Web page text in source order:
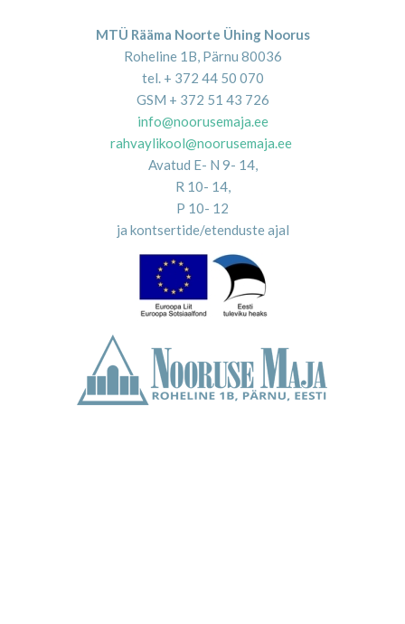
MTÜ Rääma Noorte Ühing Noorus
Roheline 1B, Pärnu 80036
tel. + 372 44 50 070
GSM + 372 51 43 726
info@noorusemaja.ee
rahvaylikool@noorusemaja.ee
Avatud E- N 9- 14,
R 10- 14,
P 10- 12
ja kontsertide/etenduste ajal